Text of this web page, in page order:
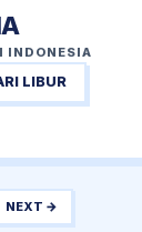
INDONESIA
LIBUR
NEXT →